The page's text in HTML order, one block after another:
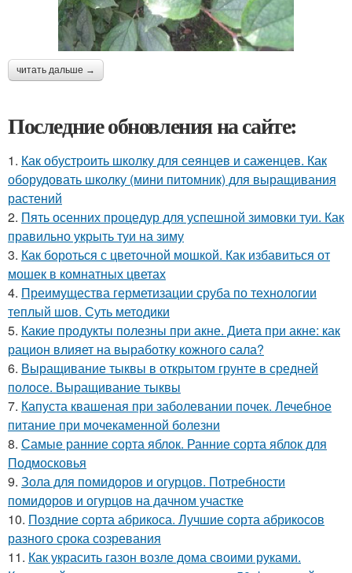
читать дальше →
Последние обновления на сайте:
1. Как обустроить школку для сеянцев и саженцев. Как
оборудовать школку (мини питомник) для выращивания
растений
2. Пять осенних процедур для успешной зимовки туи. Как
правильно укрыть туи на зиму
3. Как бороться с цветочной мошкой. Как избавиться от
мошек в комнатных цветах
4. Преимущества герметизации сруба по технологии
теплый шов. Суть методики
5. Какие продукты полезны при акне. Диета при акне: как
рацион влияет на выработку кожного сала?
6. Выращивание тыквы в открытом грунте в средней
полосе. Выращивание тыквы
7. Капуста квашеная при заболевании почек. Лечебное
питание при мочекаменной болезни
8. Самые ранние сорта яблок. Ранние сорта яблок для
Подмосковья
9. Зола для помидоров и огурцов. Потребности
помидоров и огурцов на дачном участке
10. Поздние сорта абрикоса. Лучшие сорта абрикосов
разного срока созревания
11. Как украсить газон возле дома своими руками.